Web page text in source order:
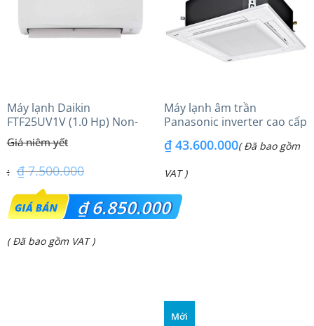
Máy lạnh Daikin
FTF25UV1V (1.0 Hp) Non-
inverter Thái lan
₫7.500.000
Giá
gốc
là:
₫6.850.000
Giá
( Đã bao gồm VAT )
Máy lạnh âm trần
Panasonic inverter cao cấp
48PRH1H8 – 3 Pha
₫43.600.000( Đã bao gồm
VAT )
Mới